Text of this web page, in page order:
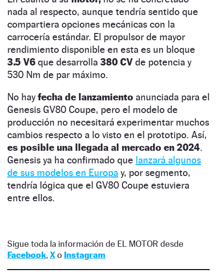
nada al respecto, aunque tendría sentido que
compartiera opciones mecánicas con la
carrocería estándar. El propulsor de mayor
rendimiento disponible en esta es un bloque
3.5 V6 que desarrolla 380 CV de potencia y
530 Nm de par máximo.
No hayfecha de lanzamiento anunciada para el
Genesis GV80 Coupe, pero el modelo de
producción no necesitará experimentar muchos
cambios respecto a lo visto en el prototipo. Así,
es posible una llegada al mercado en 2024.
Genesis ya ha confirmado que lanzará algunos
de sus modelos en Europa y, por segmento,
tendría lógica que el GV80 Coupe estuviera
entre ellos.
Sigue toda la información de EL MOTOR desde
Facebook, Xo Instagram